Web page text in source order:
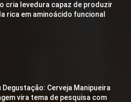
cria levedura capaz de produzir
rica em aminoácido funcional
Degustação: Cerveja Manipueira
vira tema de pesquisa com